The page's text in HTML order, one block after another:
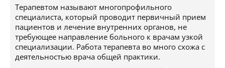
Терапевтом называют многопрофильного
специалиста, который проводит первичный прием
пациентов и лечение внутренних органов, не
требующее направление больного к врачам узкой
специализации. Работа терапевта во много схожа с
деятельностью врача общей практики.